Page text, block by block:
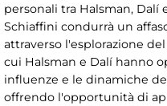
personali tra Halsman, Dalí
Schiaffini condurrà un
attraverso l'esplorazione
cui Halsman e Dalí hanno
influenze e le dinamiche
offrendo l'opportunità di